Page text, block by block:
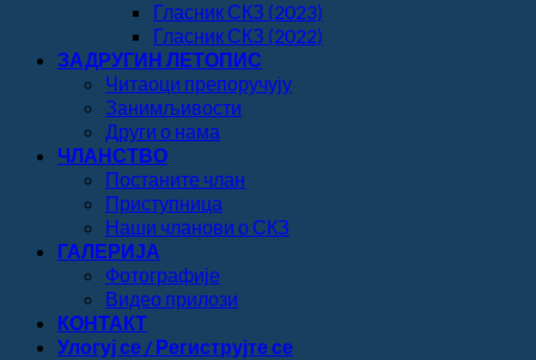
Гласник СКЗ (2023)
Гласник СКЗ (2022)
ЗАДРУГИН ЛЕТОПИС
Читаоци препоручују
Занимљивости
Други о нама
ЧЛАНСТВО
Постаните члан
Приступница
Наши чланови о СКЗ
ГАЛЕРИЈА
Фотографије
Видео прилози
КОНТАКТ
Улогуј се / Региструјте се